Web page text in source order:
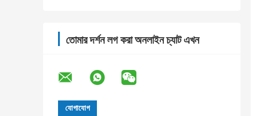
তোমার দর্শন লগ করা অনলাইন চ্যাট এখন